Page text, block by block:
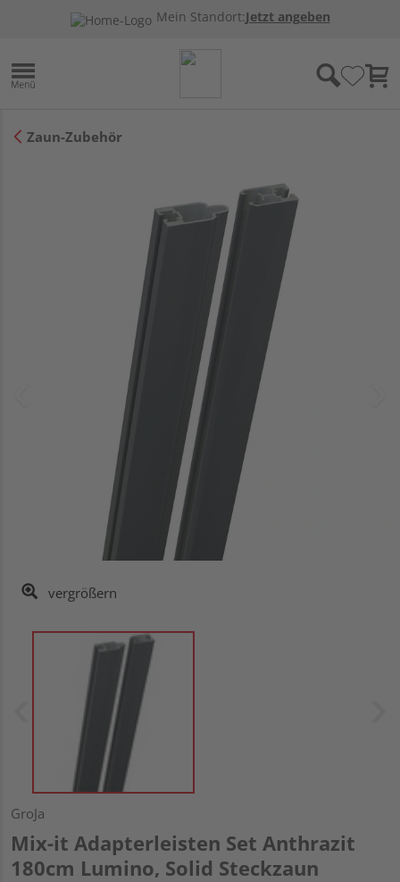
Mein Standort:Jetzt angeben
Zaun-Zubehör
vergrößern
GroJa
Mix-it Adapterleisten Set Anthrazit
180cm Lumino, Solid Steckzaun